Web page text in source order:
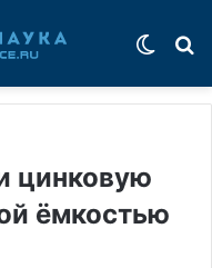
цинковую
ёмкостью